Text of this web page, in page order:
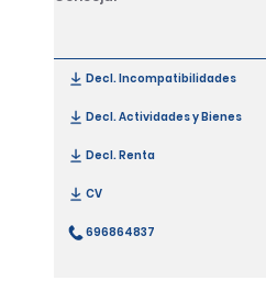
Decl. Incompatibilidades
Decl. Actividades y Bienes
Decl. Renta[Francisco Javier
CV[Francisco Javier Marín
696864837